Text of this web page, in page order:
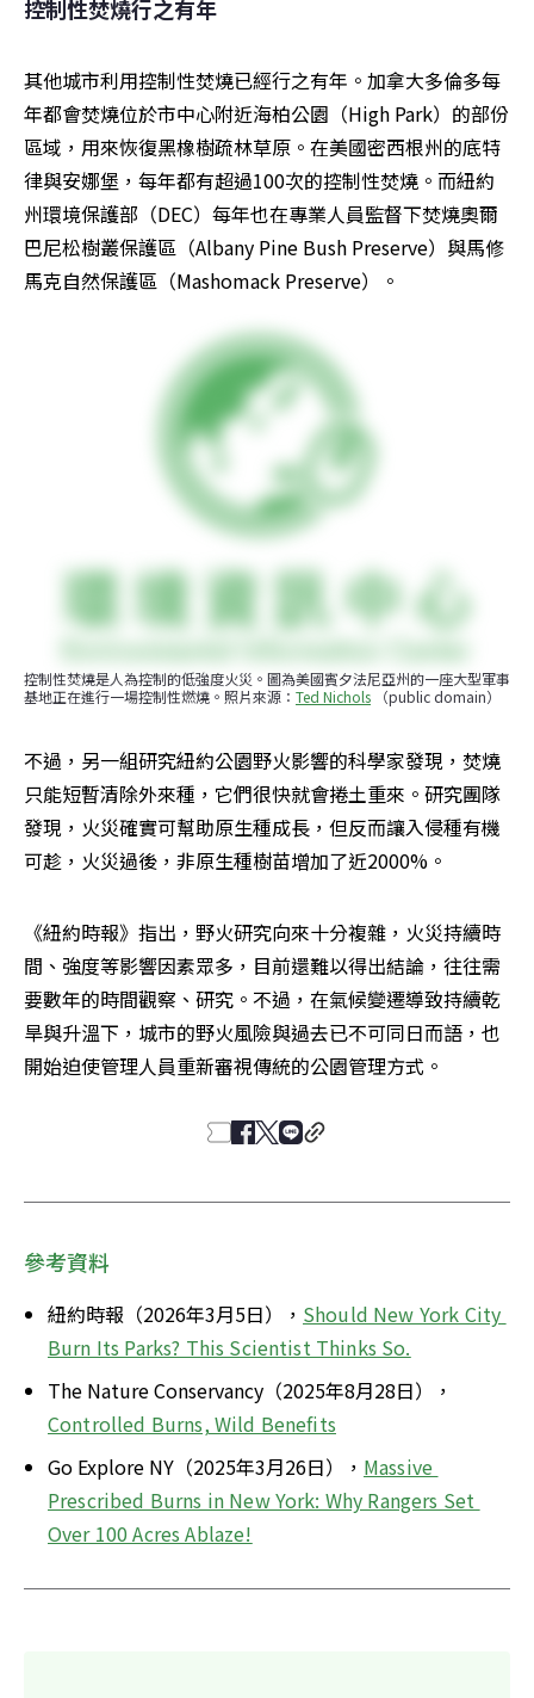
控制性焚燒行之有年
其他城市利用控制性焚燒已經行之有年。加拿大多倫多每
年都會焚燒位於市中心附近海柏公園（High Park）的部份
區域，用來恢復黑橡樹疏林草原。在美國密西根州的底特
律與安娜堡，每年都有超過100次的控制性焚燒。而紐約
州環境保護部（DEC）每年也在專業人員監督下焚燒奧爾
巴尼松樹叢保護區（Albany Pine Bush Preserve）與馬修
馬克自然保護區（Mashomack Preserve）。
控制性焚燒是人為控制的低強度火災。圖為美國賓夕法尼亞州的一座大型軍事
基地正在進行一場控制性燃燒。照片來源： Ted Nichols （public domain）
不過，另一組研究紐約公園野火影響的科學家發現，焚燒
只能短暫清除外來種，它們很快就會捲土重來。研究團隊
發現，火災確實可幫助原生種成長，但反而讓入侵種有機
可趁，火災過後，非原生種樹苗增加了近2000%。
《紐約時報》指出，野火研究向來十分複雜，火災持續時
間、強度等影響因素眾多，目前還難以得出結論，往往需
要數年的時間觀察、研究。不過，在氣候變遷導致持續乾
旱與升溫下，城市的野火風險與過去已不可同日而語，也
開始迫使管理人員重新審視傳統的公園管理方式。
參考資料
紐約時報（2026年3月5日）， Should New York City
Burn Its Parks? This Scientist Thinks So.
The Nature Conservancy（2025年8月28日），
Controlled Burns, Wild Benefits
Go Explore NY（2025年3月26日）， Massive
Prescribed Burns in New York: Why Rangers Set
Over 100 Acres Ablaze!